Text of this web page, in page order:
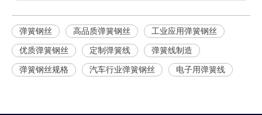
弹簧钢丝 高品质弹簧钢丝
工业应用弹簧钢丝
优质弹簧钢丝
定制弹簧线
弹簧线制造
弹簧钢丝规格
汽车行业弹簧钢丝 电子用弹簧线